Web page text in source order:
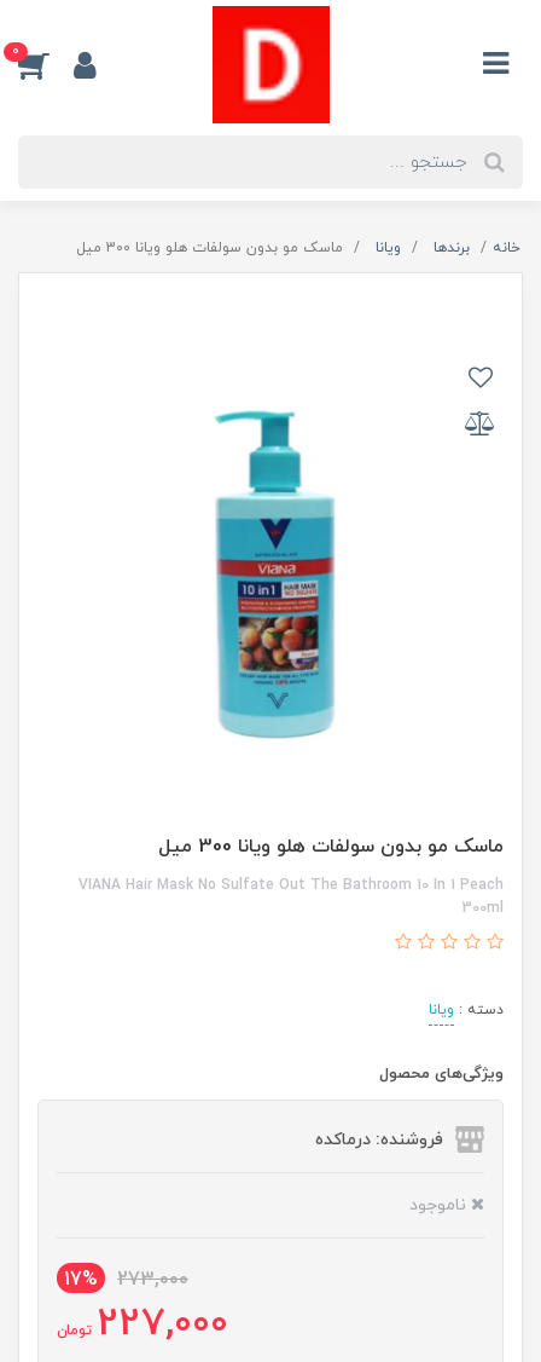
0
خانه برندها ویانا ماسک مو بدون سولفات هلو ویانا 300 میل
ماسک مو بدون سولفات هلو ویانا 300 میل
VIANA Hair Mask No Sulfate Out The Bathroom 10 In 1 Peach
300ml
دسته : ویانا
ویژگی‌های محصول
فروشنده: درماکده
ناموجود
273,000
17%
227,000 تومان